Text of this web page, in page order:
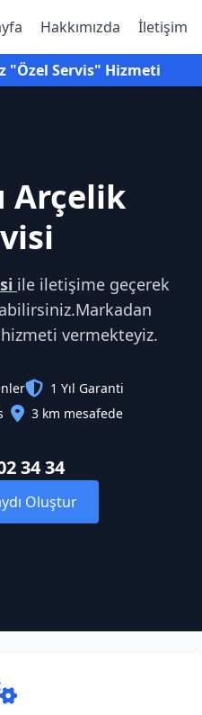
Hakkımızda İletişim
"Özel Servis" Hizmeti
Arçelik
ile iletişime geçerek
hizmeti vermekteyiz.
1 Yıl Garanti
3 km mesafede
34 34
Oluştur